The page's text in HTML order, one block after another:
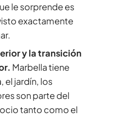
le sorprende es
exactamente
y la transición
Marbella tiene
el jardín, los
son parte del
tanto como el